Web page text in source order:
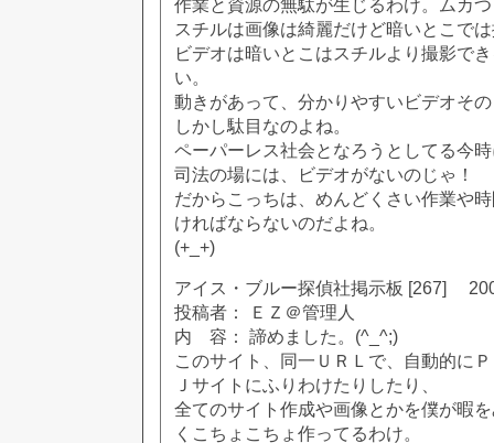
作業と資源の無駄が生じるわけ。ムカ
スチルは画像は綺麗だけど暗いとこで
ビデオは暗いとこはスチルより撮影で
い。
動きがあって、分かりやすいビデオそ
しかし駄目なのよね。
ペーパーレス社会となろうとしてる今
司法の場には、ビデオがないのじゃ！
だからこっちは、めんどくさい作業や
ければならないのだよね。
(+_+)
アイス・ブルー探偵社掲示板 [267]
投稿者： ＥＺ＠管理人
内 容： 諦めました。(^_^;)
このサイト、同一ＵＲＬで、自動的に
Ｊサイトにふりわけたりしたり、
全てのサイト作成や画像とかを僕が暇
くこちょこちょ作ってるわけ。